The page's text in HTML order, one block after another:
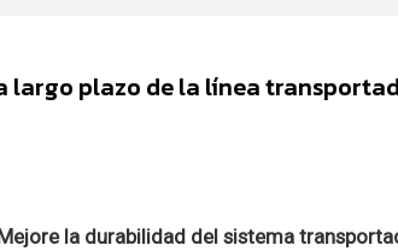
largo plazo de la línea
Mejore la durabilidad del sistema